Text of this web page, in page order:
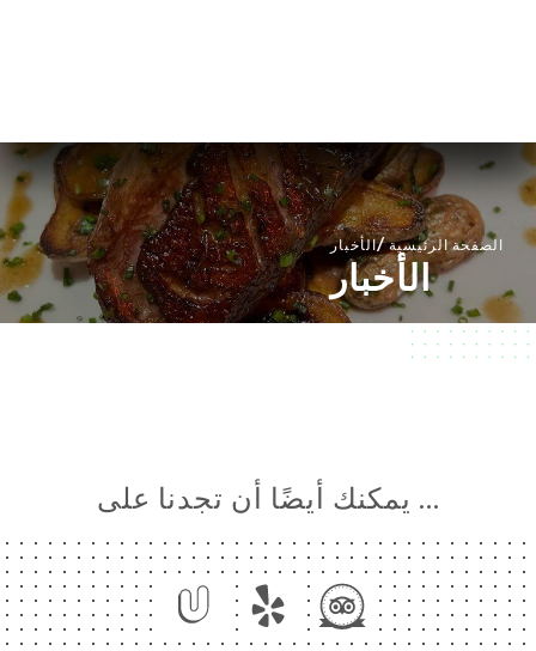
الصفحة الرئيسية/الأخبار
الأخبار
… يمكنك أيضًا أن تجدنا على